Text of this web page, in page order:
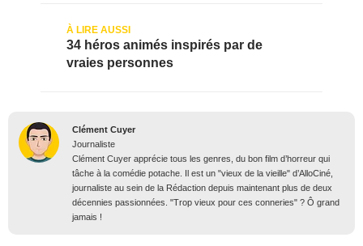
34 héros animés inspirés par de
vraies personnes
Clément Cuyer
Journaliste
Clément Cuyer apprécie tous les genres, du bon film d’horreur qui
tâche à la comédie potache. Il est un "vieux de la vieille" d’AlloCiné,
journaliste au sein de la Rédaction depuis maintenant plus de deux
décennies passionnées. "Trop vieux pour ces conneries" ? Ô grand
jamais !